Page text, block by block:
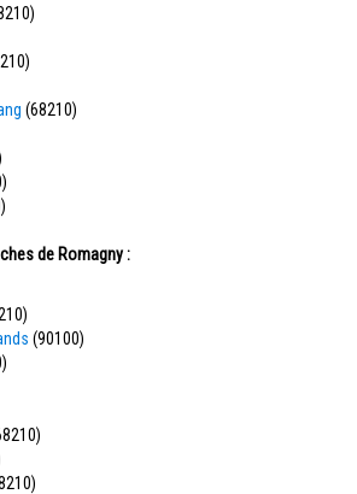
(68210)
de Romagny :
(90100)